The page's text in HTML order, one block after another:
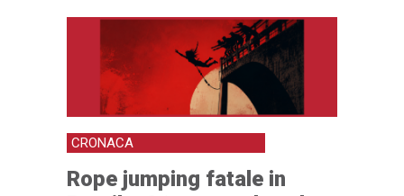
CRONACA
Rope jumping fatale in